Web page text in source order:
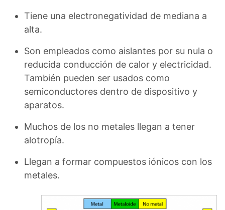
Tiene una electronegatividad de mediana a
alta.
Son empleados como aislantes por su nula o
reducida conducción de calor y electricidad.
También pueden ser usados como
semiconductores dentro de dispositivo y
aparatos.
Muchos de los no metales llegan a tener
alotropía.
Llegan a formar compuestos iónicos con los
metales.